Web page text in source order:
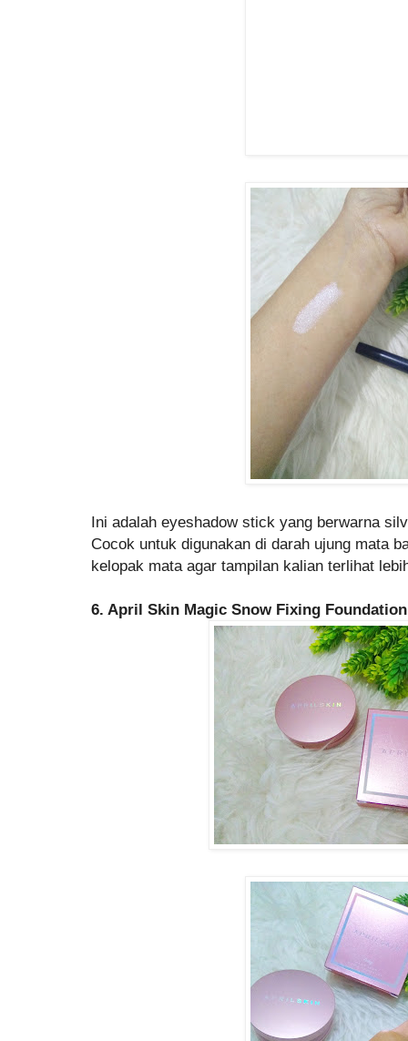
Ini adalah eyeshadow stick yang berwarna
Cocok untuk digunakan di darah ujung mata
kelopak mata agar tampilan kalian terlihat
6. April Skin Magic Snow Fixing Foundation